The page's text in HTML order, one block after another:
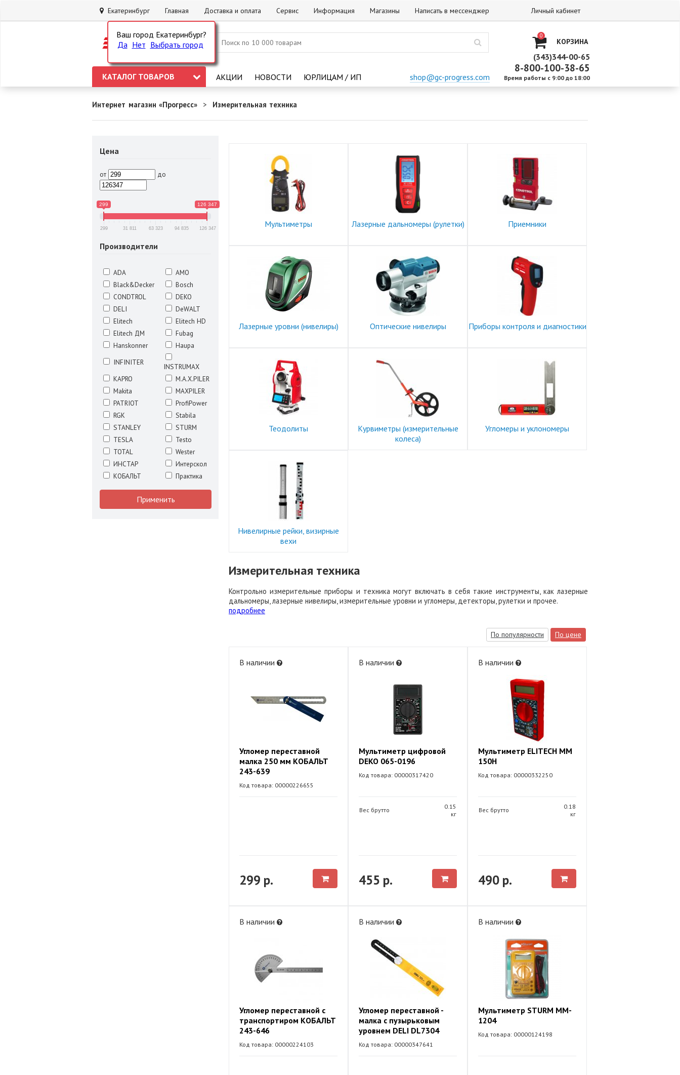
Екатеринбург Главная Доставка и оплата Сервис Информация Магазины Написать в мессенджер Личный кабинет
Ваш город Екатеринбург?
Да Нет Выбрать город
0
КОРЗИНА
КАТАЛОГ ТОВАРОВ АКЦИИ НОВОСТИ ЮРЛИЦАМ / ИП shop@gc-progress.com
(343)344-00-65
8-800-100-38-65
Время работы с 9:00 до 18:00
Интернет магазин «Прогресс» Измерительная техника
Цена
от до
299 126 347
299 31 811 63 323 94 835 126 347
Производители
ADA
AMO
Black&Decker
Bosch
CONDTROL
DEKO
DELI
DeWALT
Elitech
Elitech HD
Elitech ДМ
Fubag
Hanskonner
Haupa
INFINITER
INSTRUMAX
KAPRO
M.A.X.PILER
Makita
MAXPILER
PATRIOT
ProfiPower
RGK
Stabila
STANLEY
STURM
TESLA
Testo
TOTAL
Wester
ИНСТАР
Интерскол
КОБАЛЬТ
Практика
Применить
Мультиметры Лазерные дальномеры (рулетки) Приемники
Лазерные уровни (нивелиры) Оптические нивелиры Приборы контроля и диагностики
Теодолиты
Курвиметры (измерительные
колеса)
Угломеры и уклономеры
Нивелирные рейки, визирные
вехи
Измерительная техника
Контрольно измерительные приборы и техника могут включать в себя такие инструменты, как лазерные
дальномеры, лазерные нивелиры, измерительные уровни и угломеры, детекторы, рулетки и прочее.
подробнее
По популярности По цене
В наличии
Угломер переставной
малка 250 мм КОБАЛЬТ
243-639
Код товара: 00000226655
299 р.
В наличии
Мультиметр цифровой
DEKO 065-0196
Код товара: 00000317420
Вес брутто
0.15
кг
455 р.
В наличии
Мультиметр ELITECH ММ
150Н
Код товара: 00000332250
Вес брутто
0.18
кг
490 р.
В наличии
Угломер переставной с
транспортиром КОБАЛЬТ
243-646
Код товара: 00000224103
В наличии
Угломер переставной -
малка с пузырьковым
уровнем DELI DL7304
Код товара: 00000347641
В наличии
Мультиметр STURM MM-
1204
Код товара: 00000124198